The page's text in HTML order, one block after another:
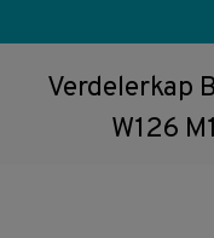
Verdelerkap
W126